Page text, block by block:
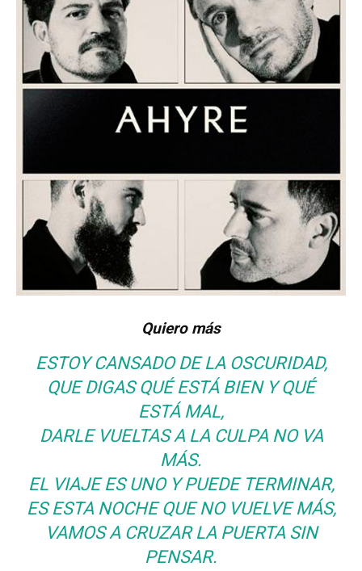
Quiero más
ESTOY CANSADO DE LA OSCURIDAD,
QUE DIGAS QUÉ ESTÁ BIEN Y QUÉ
ESTÁ MAL,
DARLE VUELTAS A LA CULPA NO VA
MÁS.
EL VIAJE ES UNO Y PUEDE TERMINAR,
ES ESTA NOCHE QUE NO VUELVE MÁS,
VAMOS A CRUZAR LA PUERTA SIN
PENSAR.